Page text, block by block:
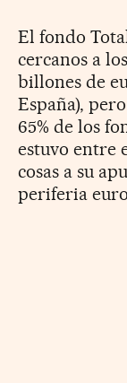
El fondo
cercanos a
billones de
España),
65% de los
estuvo entre
cosas a su
periferia